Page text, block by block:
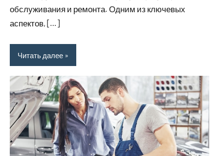
обслуживания и ремонта. Одним из ключевых
аспектов, […]
Читать далее